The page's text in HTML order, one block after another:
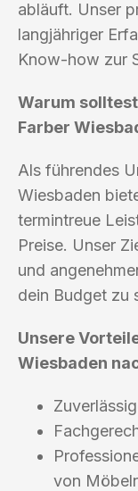
abläuft. Unser
langjähriger
Know-how zur
Warum
Farber
Als führendes
Wiesbaden
termintreue
Preise. Unser
und
dein Budget zu
Unsere
Wiesbaden
von